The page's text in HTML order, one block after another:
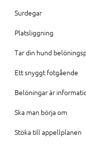
Surdegar
Platsliggning
Tar din hund
Ett snyggt fotgående
Belöningar är
Ska man börja om
Stöka till appellplanen